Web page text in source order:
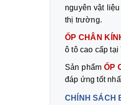
nguyên vật
thị trường.
ỐP CHÂN
ô tô cao cấp tại
Sản phẩm ỐP
đáp ứng tốt
CHÍNH SÁCH